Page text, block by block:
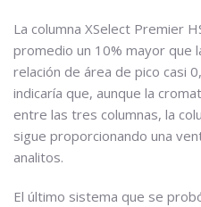
La columna XSelect Premier
promedio un 10% mayor que
relación de área de pico casi
indicaría que, aunque la
entre las tres columnas, la
sigue proporcionando una
analitos.
El último sistema que se